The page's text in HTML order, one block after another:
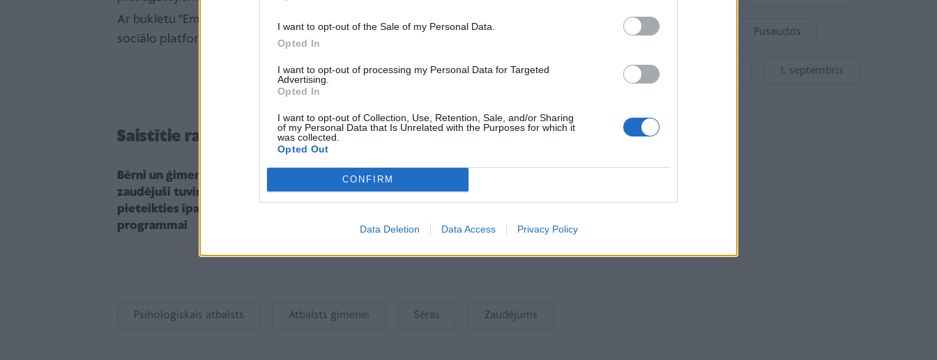
I want to opt-out of the Sale of my Personal Data.
Opted In
I want to opt-out of processing my Personal Data for Targeted
Advertising.
Opted In
I want to opt-out of Collection, Use, Retention, Sale, and/or Sharing
of my Personal Data that Is Unrelated with the Purposes for which it
was collected.
Opted Out
CONFIRM
Data Deletion Data Access Privacy Policy
Ar bukletu "Emocionālās traumas aptieciņa" iespējams iepazīties BAC tīmekļvietnē un
sociālo platformu kontos.
Saistītie raksti
Bērni un ģimenes, kas
zaudējuši tuviniekus, varēs
pieteikties īpašai atbalsta
programmai
Izdots komikss bērniem “Te
tu esi!”. Tas stāsta par sērām,
ģimenē
Psiholoģiskais atbalsts Atbalsts gimenei Sēras Zaudējums
Bērnu drošība Pusaudzis
Gatavošanās skolai 1. septembris